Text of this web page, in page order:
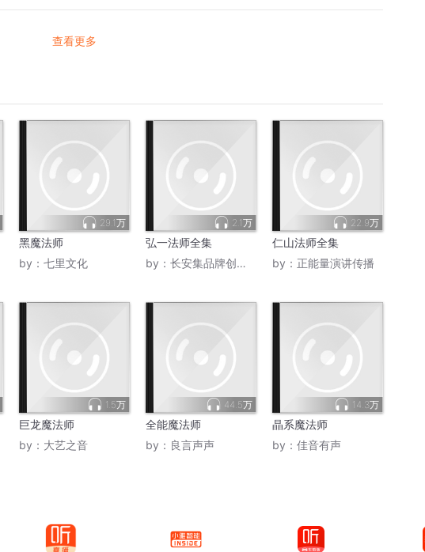
查看更多
29.1万
黑魔法师
by： 七里文化
2.1万
弘一法师全集
by： 长安集品牌创始人
22.9万
仁山法师全集
by： 正能量演讲传播
1.5万
巨龙魔法师
by： 大艺之音
44.5万
全能魔法师
by： 良言声声
14.3万
晶系魔法师
by： 佳音有声